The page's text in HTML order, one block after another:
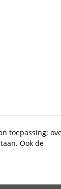
toepassing;
Ook de